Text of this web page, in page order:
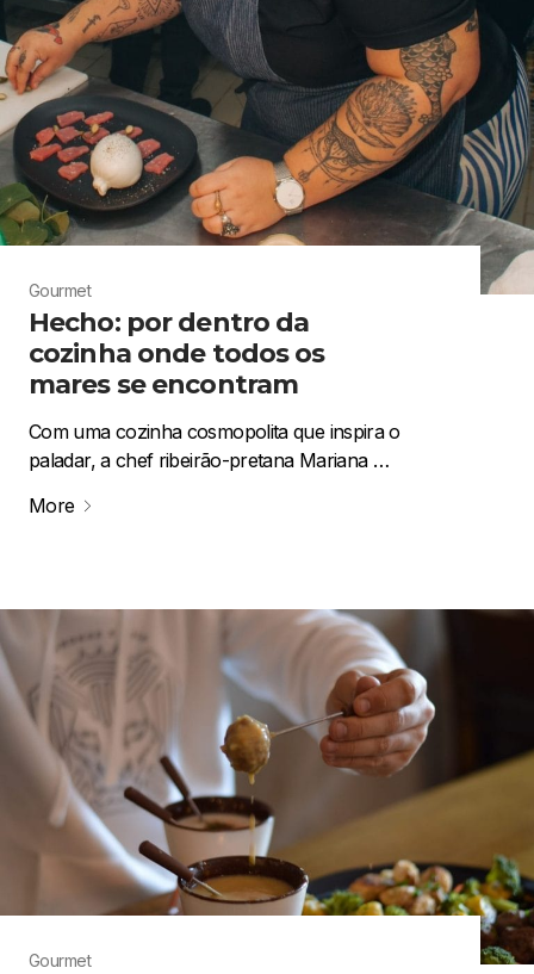
Gourmet
Hecho: por dentro da
cozinha onde todos os
mares se encontram
Com uma cozinha cosmopolita que inspira o
paladar, a chef ribeirão-pretana Mariana …
More
Gourmet